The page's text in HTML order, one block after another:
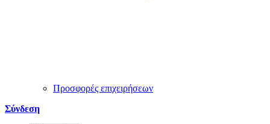
Προσφορές επιχειρήσεων
Σύνδεση